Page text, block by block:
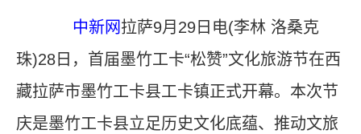
中新网拉萨9月29日电(李林 洛桑克
珠)28日，首届墨竹工卡“松赞”文化旅游节在西
藏拉萨市墨竹工卡县工卡镇正式开幕。本次节
庆是墨竹工卡县立足历史文化底蕴、推动文旅